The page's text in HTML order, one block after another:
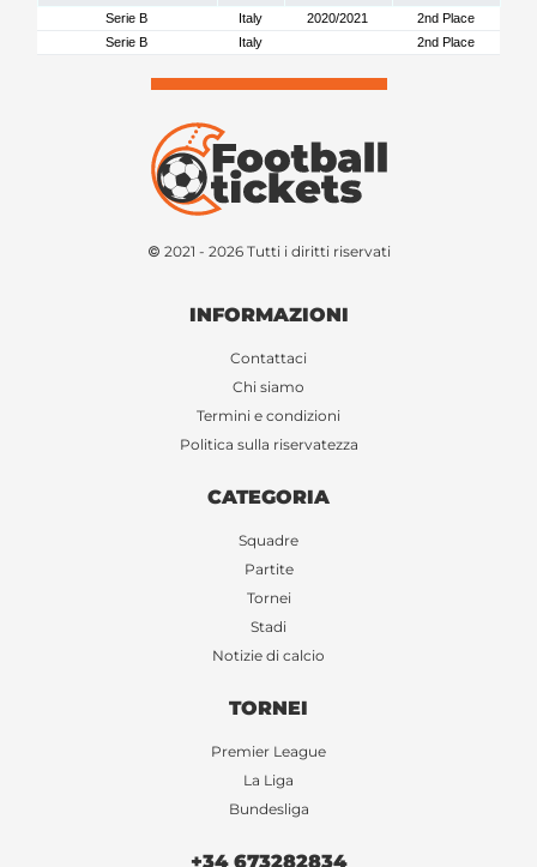
Serie B
Italy 2020/2021
2nd Place
Serie B
Italy 2nd Place
© 2021 - 2026 Tutti i diritti riservati
INFORMAZIONI
Contattaci
Chi siamo
Termini e condizioni
Politica sulla riservatezza
CATEGORIA
Squadre
Partite
Tornei
Stadi
Notizie di calcio
TORNEI
Premier League
La Liga
Bundesliga
+34 673282834